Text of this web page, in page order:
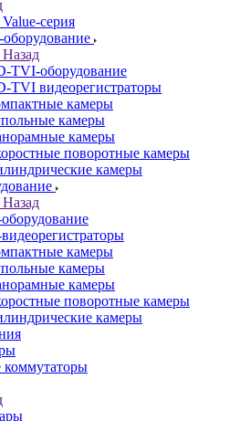
серия
Назад
TVI-оборудование
TVI видеорегистраторы
камеры
камеры
камеры
поворотные камеры
камеры
Назад
камеры
камеры
камеры
поворотные камеры
камеры
коммутаторы